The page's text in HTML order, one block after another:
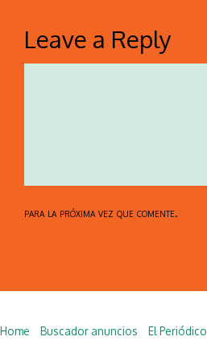
Leave a Reply
para la próxima vez que comente.
Home Buscador anuncios El Periódico